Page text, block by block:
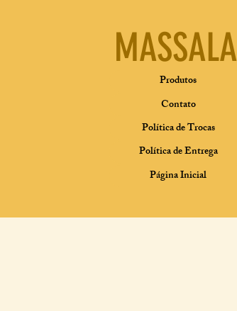
MASSALA
Produtos
Contato
Política de Trocas
Política de Entrega
Página Inicial